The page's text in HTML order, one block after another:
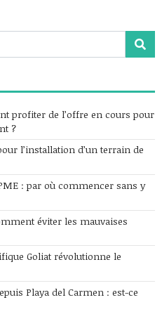
profiter de l’offre en cours pour
?
l’installation d’un terrain de
: par où commencer sans y
éviter les mauvaises
Goliat révolutionne le
Playa del Carmen : est-ce